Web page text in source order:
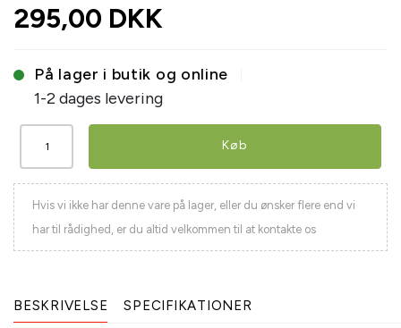
295,00 DKK
På lager i butik og online
1-2 dages levering
Køb
Hvis vi ikke har denne vare på lager, eller du ønsker flere end vi
har til rådighed, er du altid velkommen til at kontakte os
BESKRIVELSE SPECIFIKATIONER